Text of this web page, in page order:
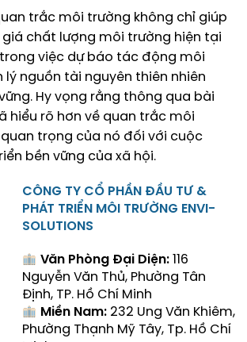
trắc môi trường không chỉ giúp
chất lượng môi trường hiện tại
việc dự báo tác động môi
lý nguồn tài nguyên thiên nhiên
Hy vọng rằng thông qua bài
hiểu rõ hơn về quan trắc môi
trọng của nó đối với cuộc
bền vững của xã hội.
CÔNG TY CỔ PHẦN ĐẦU TƯ &
PHÁT TRIỂN MÔI TRƯỜNG ENVI-
SOLUTIONS
Văn Phòng Đại Diện:116
Nguyễn Văn Thủ, Phường Tân
Định, TP. Hồ Chí Minh
Miền Nam:232 Ung Văn Khiêm,
Phường Thạnh Mỹ Tây, Tp. Hồ Chí